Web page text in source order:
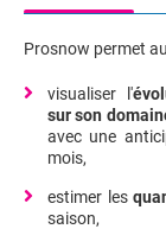
Prosnow permet
visualiser l'
sur son
avec une
mois,
estimer les
saison,